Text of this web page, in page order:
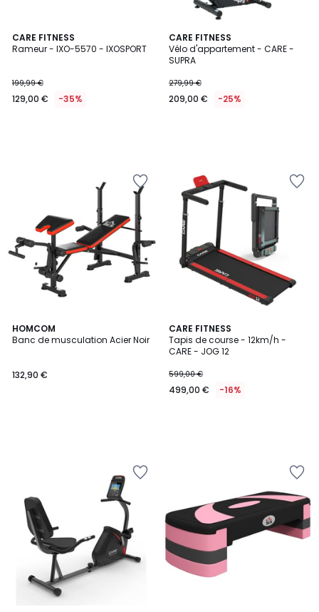
CARE FITNESS
Rameur - IXO-5570 - IXOSPORT
199,99 €
129,00 € -35%
CARE FITNESS
Vélo d'appartement - CARE -
SUPRA
279,99 €
209,00 € -25%
HOMCOM
Banc de musculation Acier Noir
132,90 €
CARE FITNESS
Tapis de course - 12km/h -
CARE - JOG 12
599,00 €
499,00 € -16%